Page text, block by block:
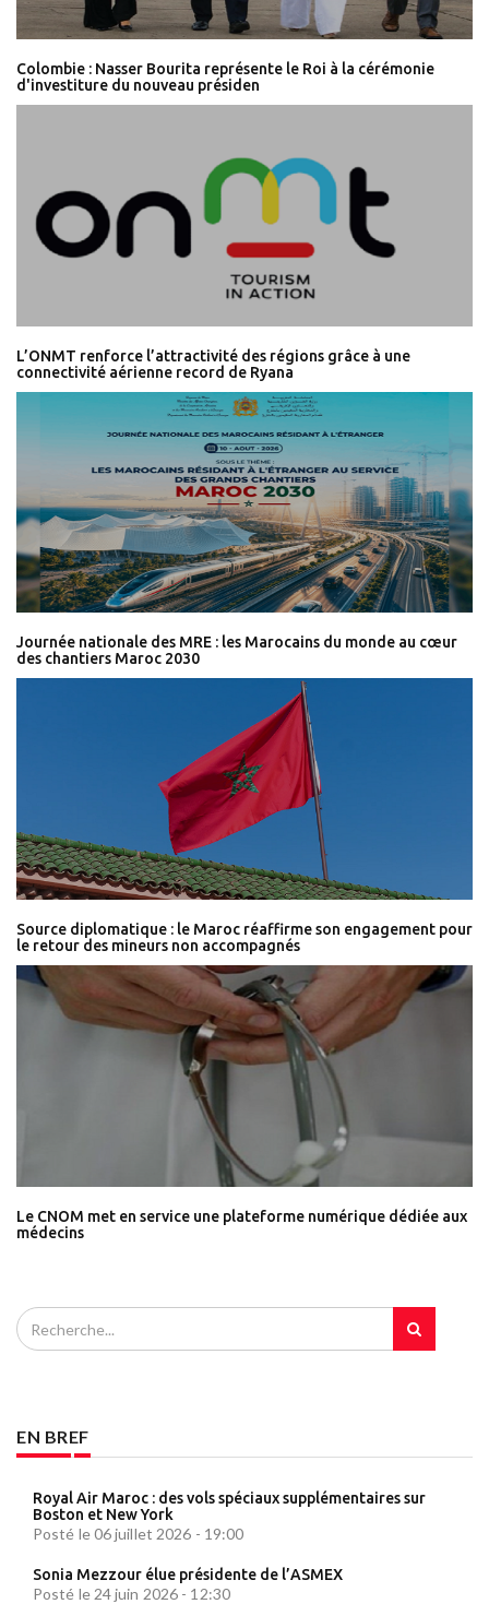
Colombie : Nasser Bourita représente le Roi à la cérémonie
d'investiture du nouveau présiden
L’ONMT renforce l’attractivité des régions grâce à une
connectivité aérienne record de Ryana
Journée nationale des MRE : les Marocains du monde au cœur
des chantiers Maroc 2030
Source diplomatique : le Maroc réaffirme son engagement pour
le retour des mineurs non accompagnés
Le CNOM met en service une plateforme numérique dédiée aux
médecins
EN BREF
Royal Air Maroc : des vols spéciaux supplémentaires sur
Boston et New York
Posté le 06 juillet 2026 - 19:00
Sonia Mezzour élue présidente de l’ASMEX
Posté le 24 juin 2026 - 12:30